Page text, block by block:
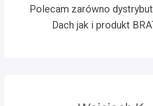
Polecam zarówno
Dach jak i produkt